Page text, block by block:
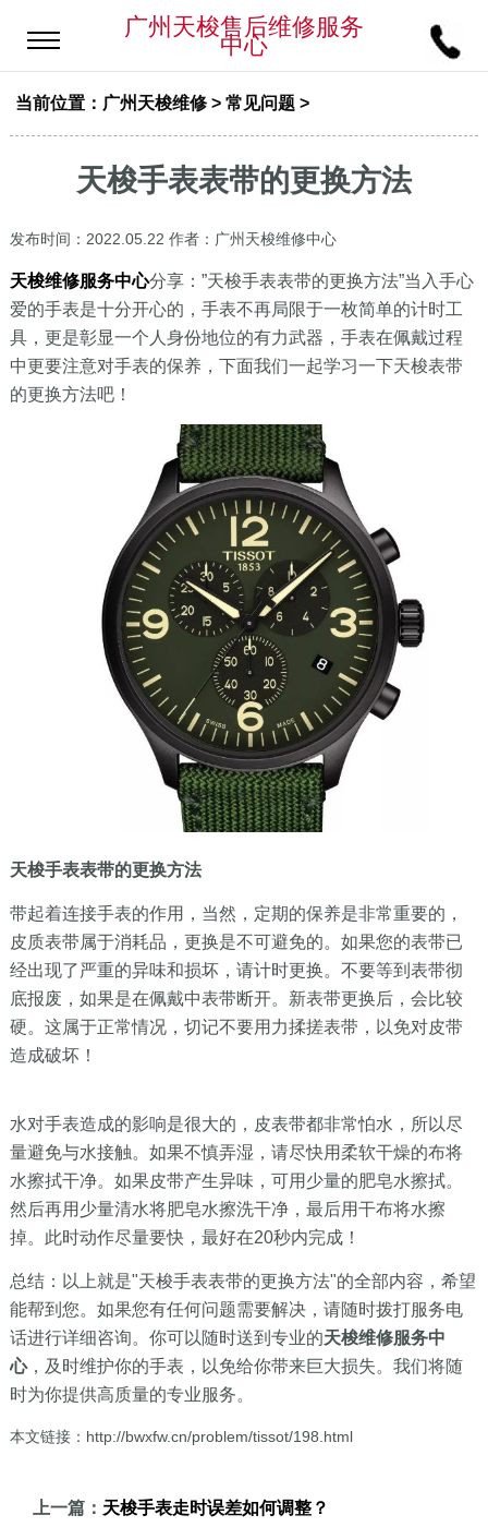
广州天梭售后维修服务
中心
当前位置： 广州天梭维修> 常见问题>
天梭手表表带的更换方法
发布时间：2022.05.22 作者：广州天梭维修中心
天梭维修服务中心分享：”天梭手表表带的更换方法”当入手心
爱的手表是十分开心的，手表不再局限于一枚简单的计时工
具，更是彰显一个人身份地位的有力武器，手表在佩戴过程
中更要注意对手表的保养，下面我们一起学习一下天梭表带
的更换方法吧！
天梭手表表带的更换方法
带起着连接手表的作用，当然，定期的保养是非常重要的，
皮质表带属于消耗品，更换是不可避免的。如果您的表带已
经出现了严重的异味和损坏，请计时更换。不要等到表带彻
底报废，如果是在佩戴中表带断开。新表带更换后，会比较
硬。这属于正常情况，切记不要用力揉搓表带，以免对皮带
造成破坏！
水对手表造成的影响是很大的，皮表带都非常怕水，所以尽
量避免与水接触。如果不慎弄湿，请尽快用柔软干燥的布将
水擦拭干净。如果皮带产生异味，可用少量的肥皂水擦拭。
然后再用少量清水将肥皂水擦洗干净，最后用干布将水擦
掉。此时动作尽量要快，最好在20秒内完成！
总结：以上就是"天梭手表表带的更换方法"的全部内容，希望
能帮到您。如果您有任何问题需要解决，请随时拨打服务电
话进行详细咨询。你可以随时送到专业的天梭维修服务中
心，及时维护你的手表，以免给你带来巨大损失。我们将随
时为你提供高质量的专业服务。
本文链接：http://bwxfw.cn/problem/tissot/198.html
上一篇： 天梭手表走时误差如何调整？